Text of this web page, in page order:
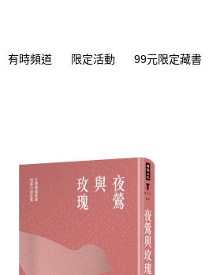
有時頻道 限定活動 99元限定藏書